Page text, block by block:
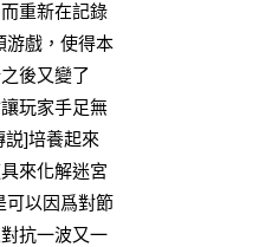
重新在記錄
游戲，使得本
後又變了
玩家手足無
]培養起來
來化解迷宮
可以因爲對節
抗一波又一